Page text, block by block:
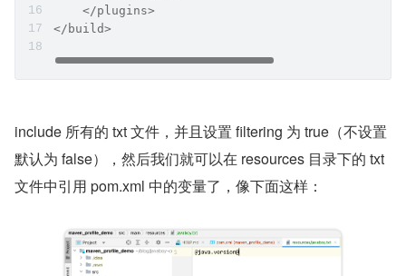
    </plugins>
</build>
include 所有的 txt 文件，并且设置 filtering 为 true（不设置
默认为 false），然后我们就可以在 resources 目录下的 txt
文件中引用 pom.xml 中的变量了，像下面这样：